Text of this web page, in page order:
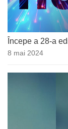
Începe a 28-a
8 mai 2024